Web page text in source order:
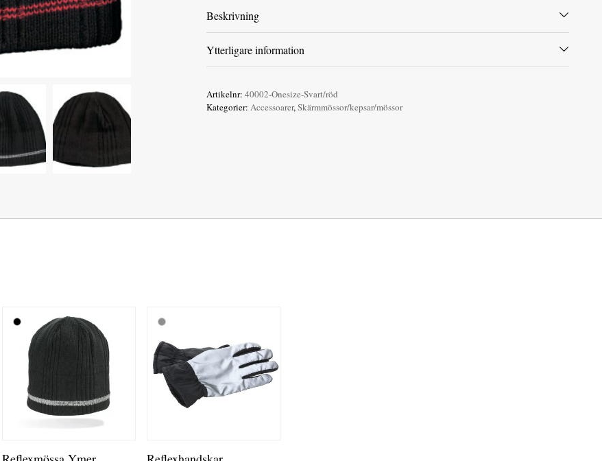
Beskrivning
Ytterligare information
Artikelnr: 40002-Onesize-Svart/röd
Kategorier: Accessoarer,Skärmmössor/kepsar/mössor